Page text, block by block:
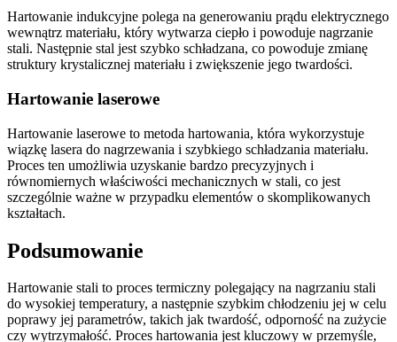
Hartowanie indukcyjne polega na generowaniu prądu elektrycznego
wewnątrz materiału, który wytwarza ciepło i powoduje nagrzanie
stali. Następnie stal jest szybko schładzana, co powoduje zmianę
struktury krystalicznej materiału i zwiększenie jego twardości.
Hartowanie laserowe
Hartowanie laserowe to metoda hartowania, która wykorzystuje
wiązkę lasera do nagrzewania i szybkiego schładzania materiału.
Proces ten umożliwia uzyskanie bardzo precyzyjnych i
równomiernych właściwości mechanicznych w stali, co jest
szczególnie ważne w przypadku elementów o skomplikowanych
kształtach.
Podsumowanie
Hartowanie stali to proces termiczny polegający na nagrzaniu stali
do wysokiej temperatury, a następnie szybkim chłodzeniu jej w celu
poprawy jej parametrów, takich jak twardość, odporność na zużycie
czy wytrzymałość. Proces hartowania jest kluczowy w przemyśle,